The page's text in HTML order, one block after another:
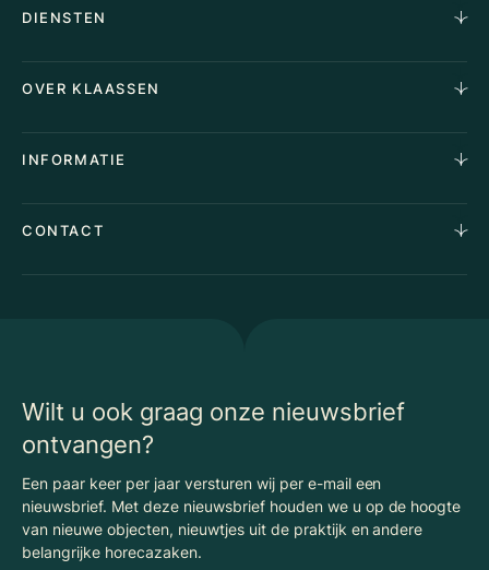
DIENSTEN
Aankoopopdracht
Stille verkoop
Taxaties
Advies
OVER KLAASSEN
Waarom Klaassen
Vacatures
Algemene voorwaarden
INFORMATIE
Vergunningen
CONTACT
Wilt u ook graag onze nieuwsbrief
ontvangen?
Een paar keer per jaar versturen wij per e-mail een
nieuwsbrief. Met deze nieuwsbrief houden we u op de hoogte
van nieuwe objecten, nieuwtjes uit de praktijk en andere
belangrijke horecazaken.